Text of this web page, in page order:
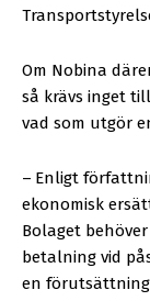
Om Nobina
så krävs inget
vad som utgör
– Enligt
ekonomisk
Bolaget
betalning vid
en förutsättning